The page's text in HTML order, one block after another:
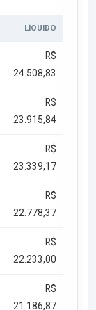
LÍQUIDO
R$
24.508,83
R$
23.915,84
R$
23.339,17
R$
22.778,37
R$
22.233,00
R$
21.186,87